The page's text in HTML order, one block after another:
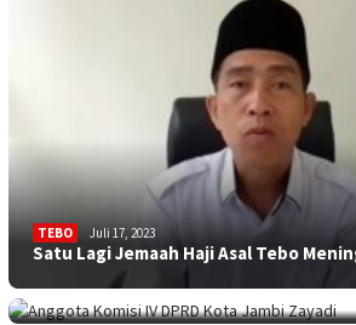
TEBO Juli 17, 2023
Satu Lagi Jemaah Haji Asal Tebo
KOTA JAMBI
Sekolah Minim Siswa, Dewan: Diknas